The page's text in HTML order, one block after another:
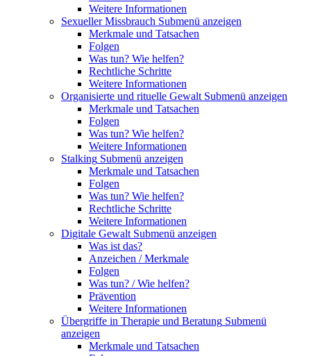
Weitere Informationen
Sexueller Missbrauch Submenü anzeigen
Merkmale und Tatsachen
Folgen
Was tun? Wie helfen?
Rechtliche Schritte
Weitere Informationen
Organisierte und rituelle Gewalt Submenü anzeigen
Merkmale und Tatsachen
Folgen
Was tun? Wie helfen?
Weitere Informationen
Stalking Submenü anzeigen
Merkmale und Tatsachen
Folgen
Was tun? Wie helfen?
Rechtliche Schritte
Weitere Informationen
Digitale Gewalt Submenü anzeigen
Was ist das?
Anzeichen / Merkmale
Folgen
Was tun? / Wie helfen?
Prävention
Weitere Informationen
Übergriffe in Therapie und Beratung Submenü
anzeigen
Merkmale und Tatsachen